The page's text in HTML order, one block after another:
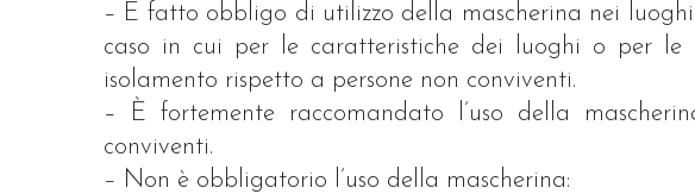
– È fatto obbligo di utilizzo della mascherina nei
caso in cui per le caratteristiche dei luoghi o per
isolamento rispetto a persone non conviventi.
– È fortemente raccomandato l’uso della
conviventi.
– Non è obbligatorio l’uso della mascherina: